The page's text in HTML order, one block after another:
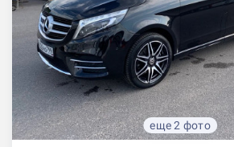
еще 2 фото